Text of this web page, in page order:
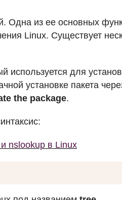
Одна из ее основных
Linux. Существует
используется для
установке пакета
the package.
nslookup в Linux